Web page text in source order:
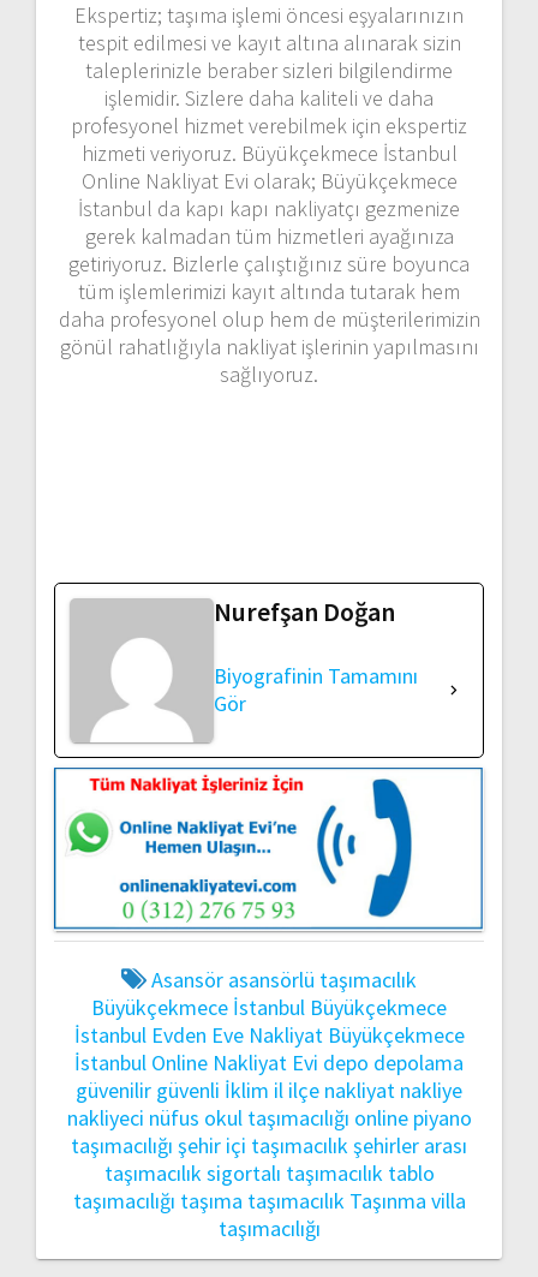
Ekspertiz; taşıma işlemi öncesi eşyalarınızın
tespit edilmesi ve kayıt altına alınarak sizin
taleplerinizle beraber sizleri bilgilendirme
işlemidir. Sizlere daha kaliteli ve daha
profesyonel hizmet verebilmek için ekspertiz
hizmeti veriyoruz. Büyükçekmece İstanbul
Online Nakliyat Evi olarak; Büyükçekmece
İstanbul da kapı kapı nakliyatçı gezmenize
gerek kalmadan tüm hizmetleri ayağınıza
getiriyoruz. Bizlerle çalıştığınız süre boyunca
tüm işlemlerimizi kayıt altında tutarak hem
daha profesyonel olup hem de müşterilerimizin
gönül rahatlığıyla nakliyat işlerinin yapılmasını
sağlıyoruz.
Nurefşan Doğan
Biyografinin Tamamını
Gör
Asansör asansörlü taşımacılık
Büyükçekmece İstanbul Büyükçekmece
İstanbul Evden Eve Nakliyat Büyükçekmece
İstanbul Online Nakliyat Evi depo depolama
güvenilir güvenli İklim il ilçe nakliyat nakliye
nakliyeci nüfus okul taşımacılığı online piyano
taşımacılığı şehir içi taşımacılıkşehirler arası
taşımacılıksigortalı taşımacılık tablo
taşımacılığı taşıma taşımacılık Taşınma villa
taşımacılığı